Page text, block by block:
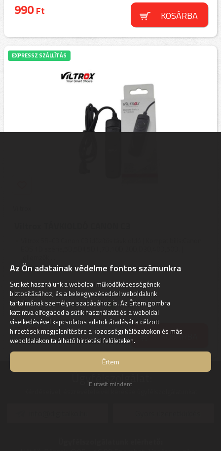
990Ft KOSÁRBA
EXPRESSZ SZÁLLÍTÁS
1ÉV hivatalos, gyári garancia
Utolsó, bontatlan darab ezen az áron!
Szállítási díj: 990 Ft-tól raktáron
2.490Ft KOSÁRBA
Ügyfélszolgálat:
Az Ön adatainak védelme fontos számunkra
Sütiket használunk a weboldal működőképességének
biztosításához, és a beleegyezéseddel weboldalunk
tartalmának személyre szabásához is. Az Értem gombra
kattintva elfogadod a sütik használatát és a weboldal
viselkedésével kapcsolatos adatok átadását a célzott
hirdetések megjelenítésére a közösségi hálózatokon és más
weboldalakon található hirdetési felületeken.
Értem
Elutasít mindent